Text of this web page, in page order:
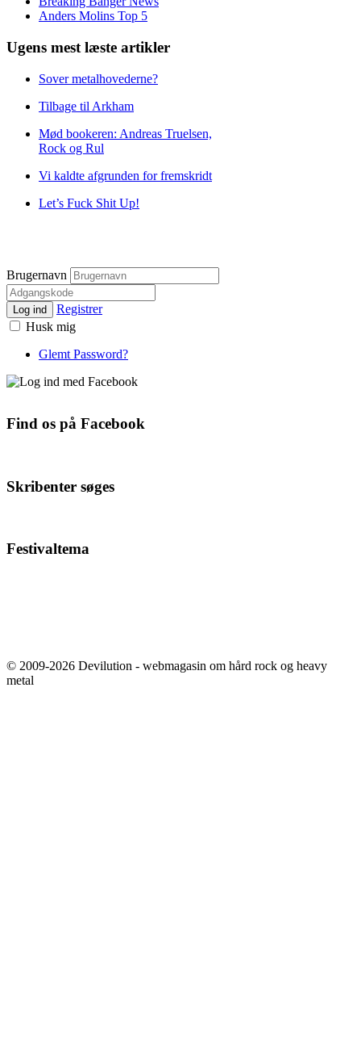
Anders Molins Top 5
Ugens mest læste artikler
Sover metalhovederne?
Tilbage til Arkham
Mød bookeren: Andreas Truelsen,
Rock og Rul
Vi kaldte afgrunden for fremskridt
Let’s Fuck Shit Up!
Brugernavn
Log ind
Registrer
Husk mig
Glemt Password?
Find os på Facebook
Skribenter søges
Festivaltema
© 2009-2026 Devilution - webmagasin om hård rock og heavy
metal